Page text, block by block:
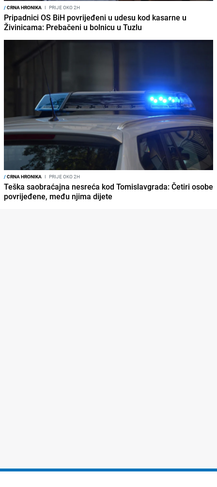
/CRNA HRONIKA I PRIJE OKO 2H
Pripadnici OS BiH povrijeđeni u udesu kod kasarne u
Živinicama: Prebačeni u bolnicu u Tuzlu
/CRNA HRONIKA I PRIJE OKO 2H
Teška saobraćajna nesreća kod Tomislavgrada: Četiri osobe
povrijeđene, među njima dijete